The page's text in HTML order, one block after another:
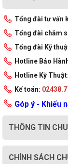
Tổng đài tư vấn
Tổng đài chăm
Tổng đài Kỹ
Hotline Bảo
Hotline Kỹ Thuật:
Kế toán:
Góp ý - Khiếu
THÔNG TIN
CHÍNH SÁCH